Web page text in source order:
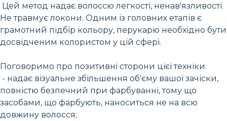
Цей метод надає волоссю легкості, ненав'язливості.
Не травмує локони. Одним із головних етапів є
грамотний підбір кольору, перукарю необхідно бути
досвідченим колористом у цій сфері.
Поговоримо про позитивні сторони цієї техніки.
- надає візуальне збільшення об'єму вашої зачіски,
повністю безпечний при фарбуванні, тому що
засобами, що фарбують, наноситься не на всю
довжину волосся;